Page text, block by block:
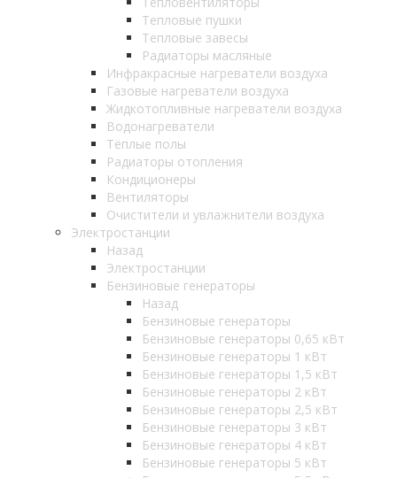
Тепловые пушки
Тепловые завесы
Радиаторы масляные
Инфракрасные нагреватели воздуха
Газовые нагреватели воздуха
Жидкотопливные нагреватели воздуха
Водонагреватели
Тёплые полы
Радиаторы отопления
Кондиционеры
Вентиляторы
Очистители и увлажнители воздуха
Электростанции
Назад
Электростанции
Бензиновые генераторы
Назад
Бензиновые генераторы
Бензиновые генераторы 0,65 кВт
Бензиновые генераторы 1 кВт
Бензиновые генераторы 1,5 кВт
Бензиновые генераторы 2 кВт
Бензиновые генераторы 2,5 кВт
Бензиновые генераторы 3 кВт
Бензиновые генераторы 4 кВт
Бензиновые генераторы 5 кВт